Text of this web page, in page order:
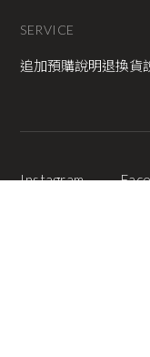
SERVICE
追加預購說明退換貨
Instagram